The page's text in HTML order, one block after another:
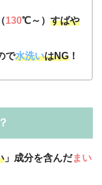
130℃～） すばや
で水洗いはNG ！
」成分を含んだまい